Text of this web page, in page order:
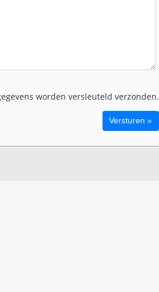
worden versleuteld verzonden.